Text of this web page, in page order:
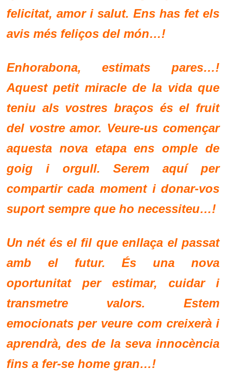
felicitat, amor i salut. Ens has fet els
avis més feliços del món…!
Enhorabona, estimats pares…!
Aquest petit miracle de la vida que
teniu als vostres braços és el fruit
del vostre amor. Veure-us començar
aquesta nova etapa ens omple de
goig i orgull. Serem aquí per
compartir cada moment i donar-vos
suport sempre que ho necessiteu…!
Un nét és el fil que enllaça el passat
amb el futur. És una nova
oportunitat per estimar, cuidar i
transmetre valors. Estem
emocionats per veure com creixerà i
aprendrà, des de la seva innocència
fins a fer-se home gran…!